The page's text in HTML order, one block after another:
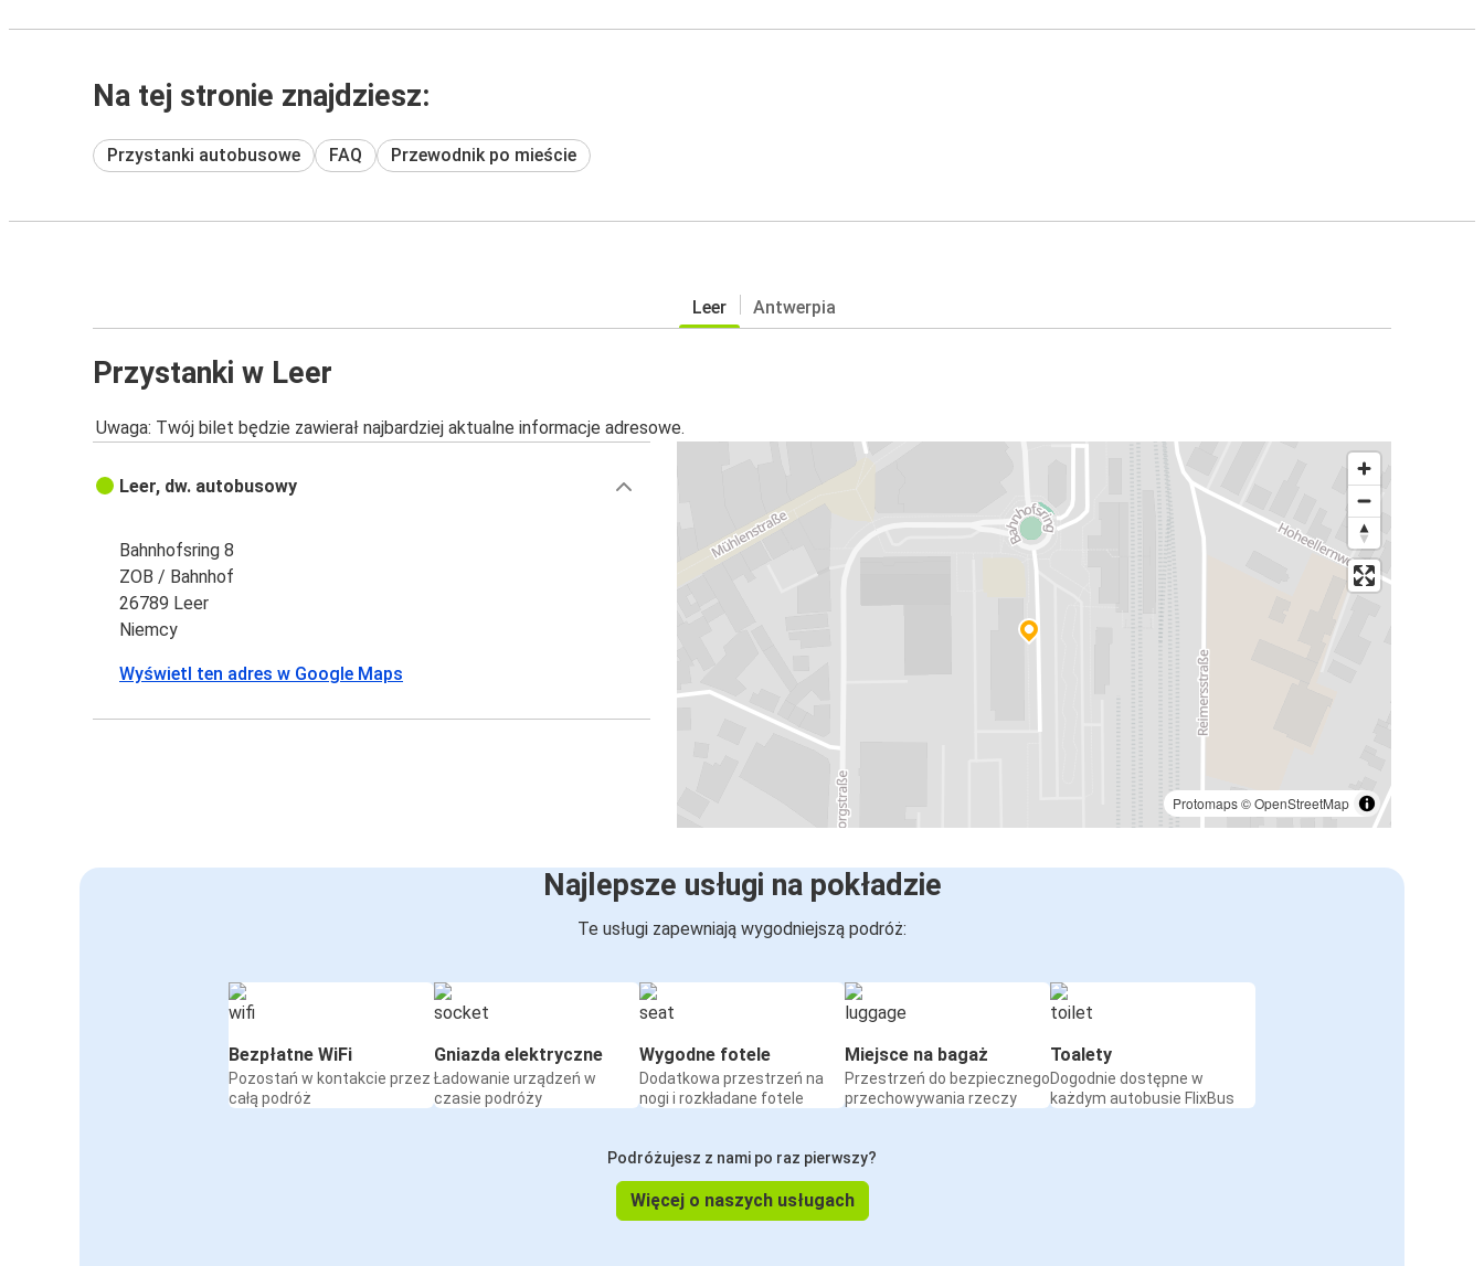
Na tej stronie znajdziesz:
Przystanki autobusowe FAQ Przewodnik po mieście
Leer Antwerpia
Przystanki w Leer
Uwaga: Twój bilet będzie zawierał najbardziej aktualne informacje adresowe.
Protomaps©OpenStreetMap
Leer, dw. autobusowy
Bahnhofsring 8
ZOB / Bahnhof
26789 Leer
Niemcy
Wyświetl ten adres w Google Maps
Najlepsze usługi na pokładzie
Te usługi zapewniają wygodniejszą podróż:
Bezpłatne WiFi
Pozostań w kontakcie przez
całą podróż
Gniazda elektryczne
Ładowanie urządzeń w
czasie podróży
Wygodne fotele
Dodatkowa przestrzeń na
nogi i rozkładane fotele
Miejsce na bagaż
Przestrzeń do bezpiecznego
przechowywania rzeczy
Toalety
Dogodnie dostępne w
każdym autobusie FlixBus
Podróżujesz z nami po raz pierwszy?
Więcej o naszych usługach